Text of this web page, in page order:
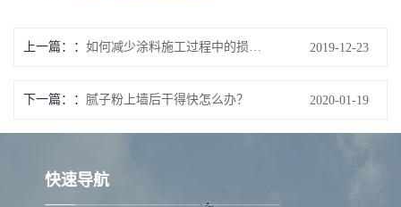
上一篇： 如何减少涂料施工过程中的损耗用量二 2019-12-23
下一篇： 腻子粉上墙后干得快怎么办？ 2020-01-19
快速导航